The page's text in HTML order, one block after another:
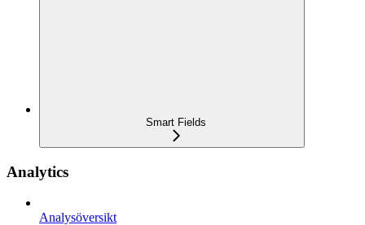
Smart Fields
Analytics
Analysöversikt